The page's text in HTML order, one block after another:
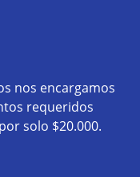
nos encargamos
requeridos
solo $20.000.